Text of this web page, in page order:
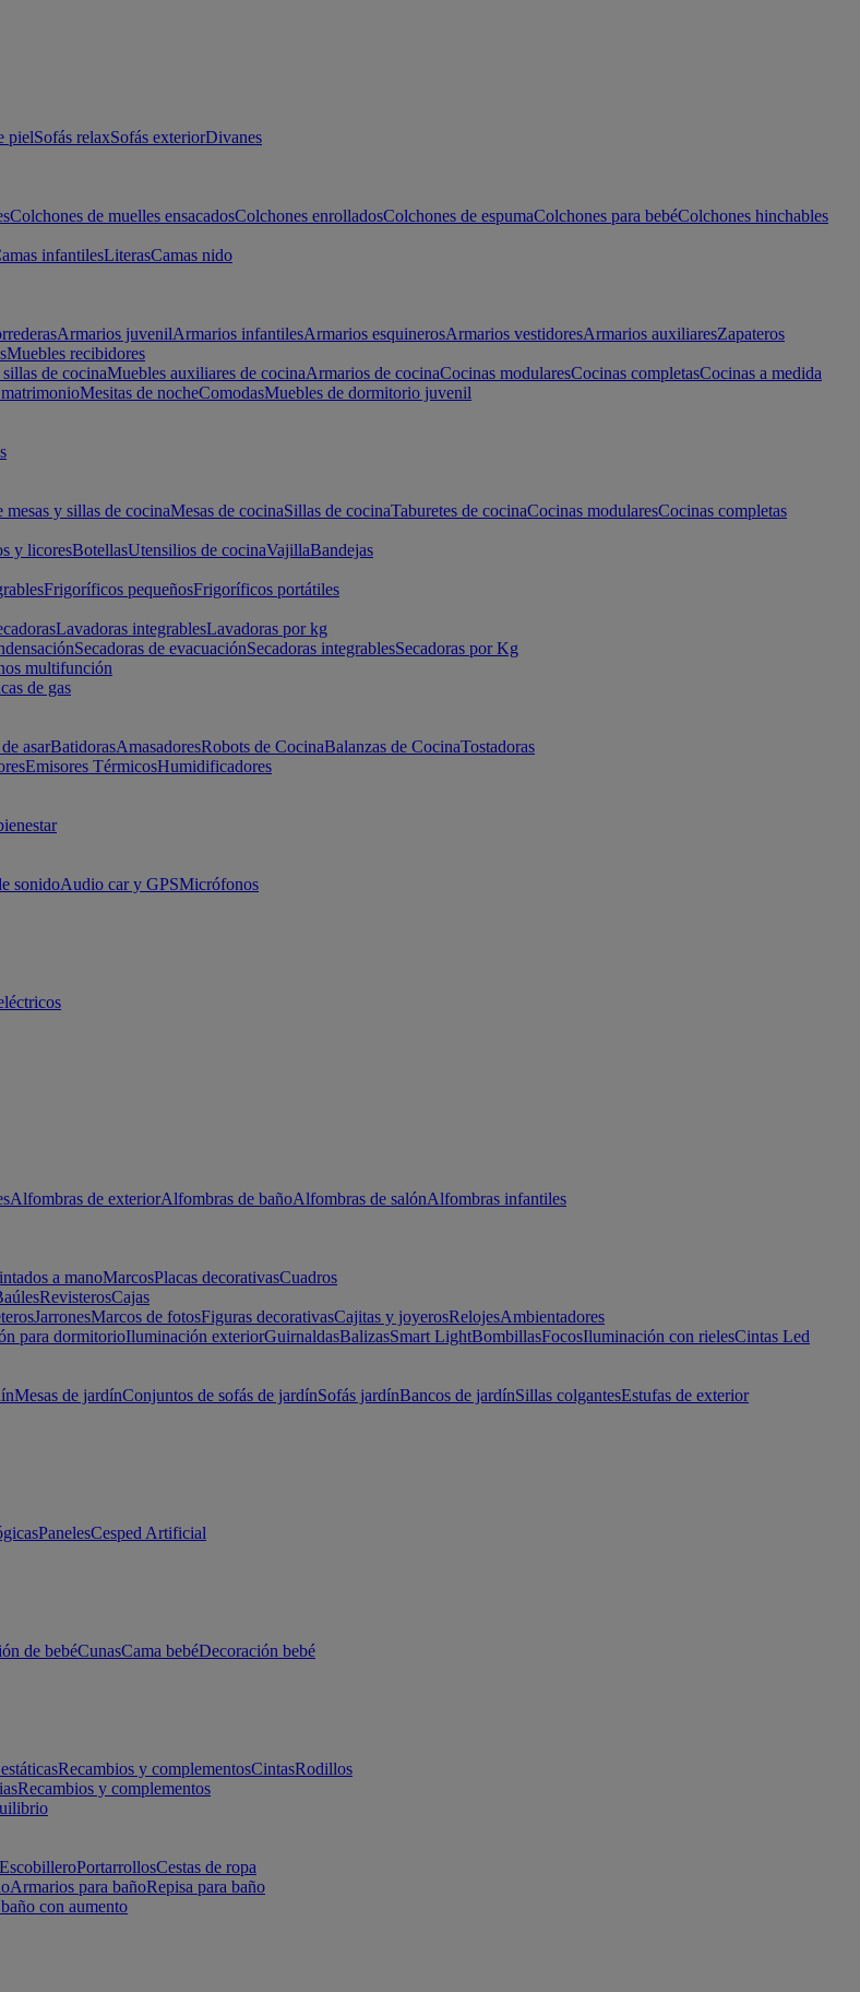
pielSofás relaxSofás exteriorDivanes
Colchones de muelles ensacadosColchones enrolladosColchones de espumaColchones para bebéColchones hinchables
infantilesLiterasCamas nido
Armarios juvenilArmarios infantilesArmarios esquinerosArmarios vestidoresArmarios auxiliaresZapateros
Muebles recibidores
de cocinaMuebles auxiliares de cocinaArmarios de cocinaCocinas modularesCocinas completasCocinas a medida
Mesitas de nocheComodasMuebles de dormitorio juvenil
mesas y sillas de cocinaMesas de cocinaSillas de cocinaTaburetes de cocinaCocinas modularesCocinas completas
y licoresBotellasUtensilios de cocinaVajillaBandejas
Frigoríficos pequeñosFrigoríficos portátiles
Lavadoras integrablesLavadoras por kg
Secadoras de evacuaciónSecadoras integrablesSecadoras por Kg
multifunción
de gas
asarBatidorasAmasadoresRobots de CocinaBalanzas de CocinaTostadoras
Emisores TérmicosHumidificadores
sonidoAudio car y GPSMicrófonos
Alfombras de exteriorAlfombras de bañoAlfombras de salónAlfombras infantiles
a manoMarcosPlacas decorativasCuadros
RevisterosCajas
JarronesMarcos de fotosFiguras decorativasCajitas y joyerosRelojesAmbientadores
para dormitorioIluminación exteriorGuirnaldasBalizasSmart LightBombillasFocosIluminación con rielesCintas Led
Mesas de jardínConjuntos de sofás de jardínSofás jardínBancos de jardínSillas colgantesEstufas de exterior
PanelesCesped Artificial
de bebéCunasCama bebéDecoración bebé
Recambios y complementosCintasRodillos
Recambios y complementos
EscobilleroPortarrollosCestas de ropa
Armarios para bañoRepisa para baño
con aumento